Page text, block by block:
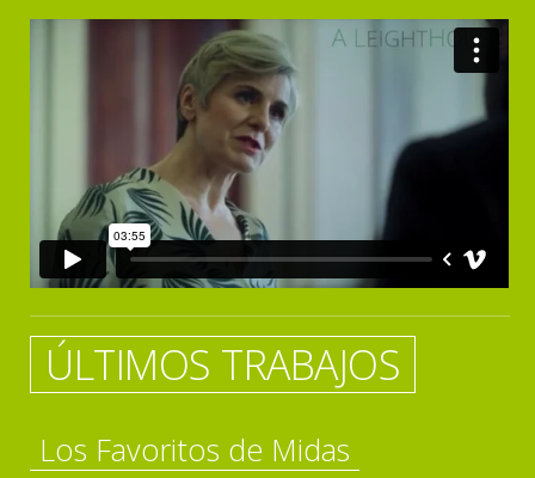
ÚLTIMOS TRABAJOS
Los Favoritos de Midas